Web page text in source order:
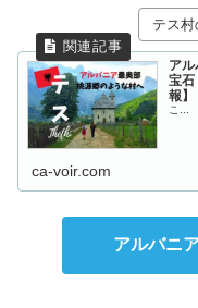
テス村
ア
宝石
報】
こ...
ca-voir.com
アルバニ